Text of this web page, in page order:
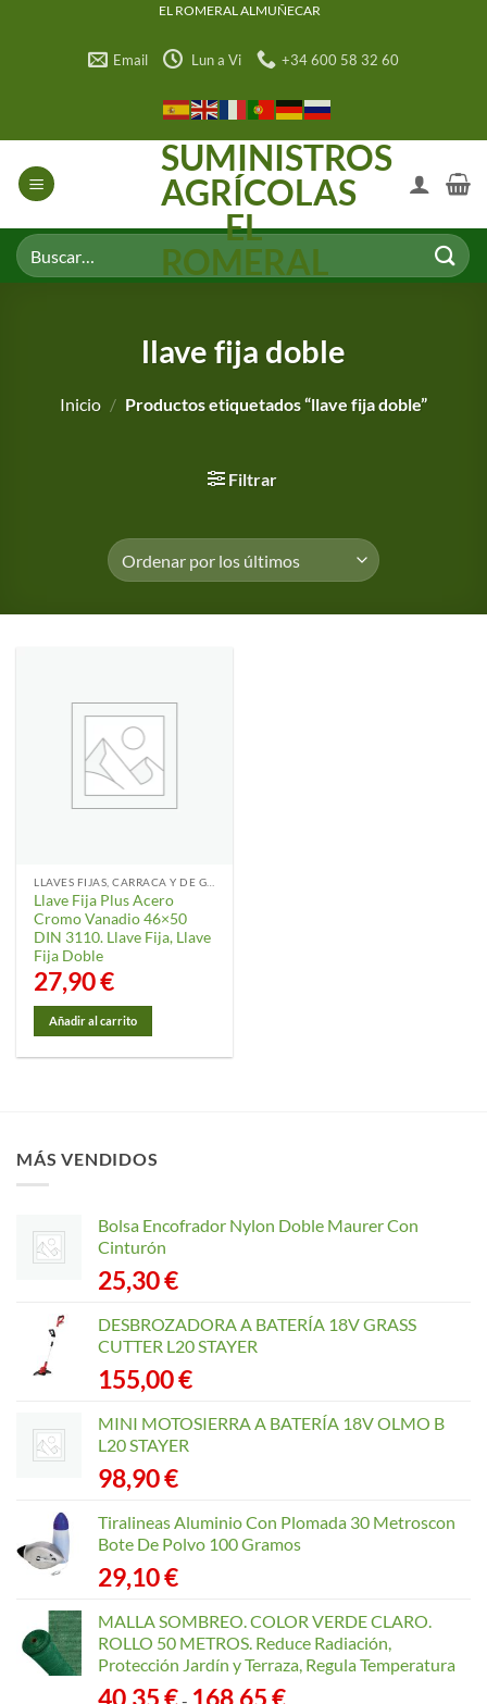
EL ROMERAL ALMUÑECAR
Email Lun a Vi +34 600 58 32 60
SUMINISTROS
AGRÍCOLAS
EL
ROMERAL
Buscar
por:
llave fija doble
Inicio / Productos etiquetados “llave fija doble”
Filtrar
Llave Fija Plus Acero
Cromo Vanadio 46×50
DIN 3110. Llave Fija, Llave
Fija Doble
27,90€
Añadir al carrito
MÁS VENDIDOS
Bolsa Encofrador Nylon Doble Maurer Con
Cinturón
25,30€
DESBROZADORA A BATERÍA 18V GRASS
CUTTER L20 STAYER
155,00€
MINI MOTOSIERRA A BATERÍA 18V OLMO B
L20 STAYER
98,90€
Tiralineas Aluminio Con Plomada 30 Metroscon
Bote De Polvo 100 Gramos
29,10€
MALLA SOMBREO. COLOR VERDE CLARO.
ROLLO 50 METROS. Reduce Radiación,
Protección Jardín y Terraza, Regula Temperatura
40,35€ 168,65€Rango